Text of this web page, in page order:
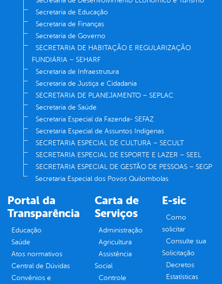
Secretaria de Educação
Secretaria de Finanças
Secretaria de Governo
SECRETARIA DE HABITAÇÃO E REGULARIZAÇÃO
FUNDIÁRIA – SEHARF
Secretaria de Infraestrutura
Secretaria de Justiça e Cidadania
SECRETARIA DE PLANEJAMENTO – SEPLAC
Secretaria de Saúde
Secretaria Especial da Fazenda- SEFAZ
Secretaria Especial de Assuntos Indígenas
SECRETARIA ESPECIAL DE CULTURA – SECULT
SECRETARIA ESPECIAL DE ESPORTE E LAZER – SEEL
SECRETARIA ESPECIAL DE GESTÃO DE PESSOAS – SEGP
Secretaria Especial dos Povos Quilombolas
Portal da
Transparência
Educação
Saúde
Atos normativos
Central de Dúvidas
Convênios e
Carta de
Serviços
Administração
Agricultura
Assistência
Social
Controle
E-sic
Como
solicitar
Consulte sua
Solicitação
Decretos
Estatísticas